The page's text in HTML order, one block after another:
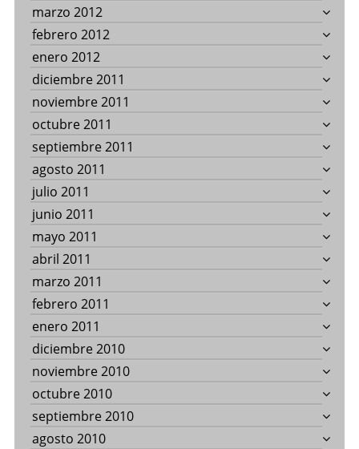
marzo 2012
febrero 2012
enero 2012
diciembre 2011
noviembre 2011
octubre 2011
septiembre 2011
agosto 2011
julio 2011
junio 2011
mayo 2011
abril 2011
marzo 2011
febrero 2011
enero 2011
diciembre 2010
noviembre 2010
octubre 2010
septiembre 2010
agosto 2010